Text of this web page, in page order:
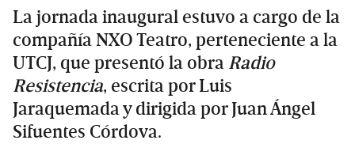
La jornada inaugural estuvo a cargo de la
compañía NXO Teatro, perteneciente a la
UTCJ, que presentó la obra Radio
Resistencia, escrita por Luis
Jaraquemada y dirigida por Juan Ángel
Sifuentes Córdova.